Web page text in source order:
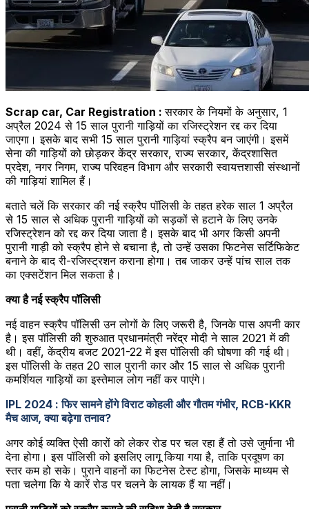
Scrap car, Car Registration :सरकार के नियमों के अनुसार, 1
अप्रैल 2024 से 15 साल पुरानी गाड़ियों का रजिस्ट्रेशन रद्द कर दिया
जाएगा। इसके बाद सभी 15 साल पुरानी गाड़ियां स्क्रैप बन जाएंगी। इसमें
सेना की गाड़ियों को छोड़कर केंद्र सरकार, राज्य सरकार, केंद्रशासित
प्रदेश, नगर निगम, राज्य परिवहन विभाग और सरकारी स्वायत्तशासी संस्थानों
की गाड़ियां शामिल हैं।
बताते चलें कि सरकार की नई स्क्रैप पॉलिसी के तहत हरेक साल 1 अप्रैल
से 15 साल से अधिक पुरानी गाड़ियों को सड़कों से हटाने के लिए उनके
रजिस्ट्रेशन को रद्द कर दिया जाता है। इसके बाद भी अगर किसी अपनी
पुरानी गाड़ी को स्क्रैप होने से बचाना है, तो उन्हें उसका फिटनेस सर्टिफिकेट
बनाने के बाद री-रजिस्ट्रशन कराना होगा। तब जाकर उन्हें पांच साल तक
का एक्सटेंशन मिल सकता है।
क्या है नई स्क्रैप पॉलिसी
नई वाहन स्क्रैप पॉलिसी उन लोगों के लिए जरूरी है, जिनके पास अपनी कार
है। इस पॉलिसी की शुरुआत प्रधानमंत्री नरेंद्र मोदी ने साल 2021 में की
थी। वहीं, केंद्रीय बजट 2021-22 में इस पॉलिसी की घोषणा की गई थी।
इस पॉलिसी के तहत 20 साल पुरानी कार और 15 साल से अधिक पुरानी
कमर्शियल गाड़ियों का इस्तेमाल लोग नहीं कर पाएंगे।
IPL 2024 : फिर सामने होंगे विराट कोहली और गौतम गंभीर, RCB-KKR
मैच आज, क्या बढ़ेगा तनाव?
अगर कोई व्यक्ति ऐसी कारों को लेकर रोड पर चल रहा हैं तो उसे जुर्माना भी
देना होगा। इस पॉलिसी को इसलिए लागू किया गया है, ताकि प्रदूषण का
स्तर कम हो सके। पुराने वाहनों का फिटनेस टेस्ट होगा, जिसके माध्यम से
पता चलेगा कि ये कारें रोड पर चलने के लायक हैं या नहीं।